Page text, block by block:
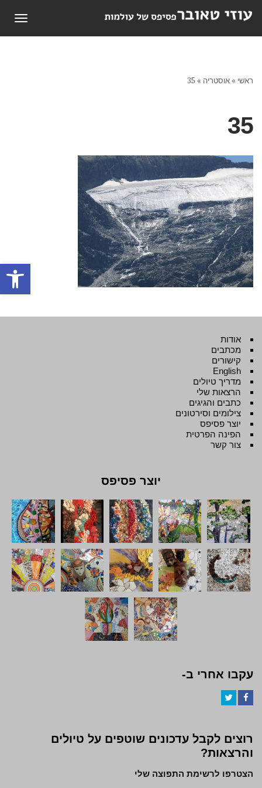
פתח
ראשי »אוסטריה »
35
35
אודות
מכתבים
קישורים
English
מדריך טיולים
הרצאות שלי
כתבים והגיגים
צילומים וסירטונים
יוצר פסיפס
הפינה הפרטית
צור קשר
יוצר פסיפס
עקבו אחרי ב-
רוצים לקבל עדכונים שוטפים על טיולים
והרצאות?
הצטרפו לרשימת התפוצה שלי